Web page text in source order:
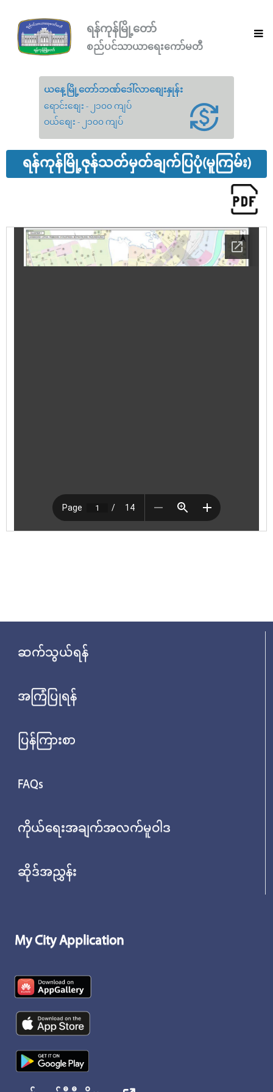
ရန်ကုန်မြို့တော်
စည်ပင်သာယာရေးကော်မတီ
ယနေ့မြို့တော်ဘဏ်ဒေါ်လာစျေးနှုန်း
ရောင်းစျေး - ၂၁၀၀ ကျပ်
ဝယ်စျေး - ၂၁၀၀ ကျပ်
ရန်ကုန်မြို့ဇုန်သတ်မှတ်ချက်ပြပုံ(မူကြမ်း)
ဆက်သွယ်ရန်
အကြံပြုရန်
ပြန်ကြားစာ
FAQs
ကိုယ်ရေးအချက်အလက်မူဝါဒ
ဆိုဒ်အညွှန်း
My City Application